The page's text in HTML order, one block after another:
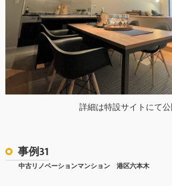
詳細は特設サイトにて
事例31
中古リノベーションマンション 港区六本木